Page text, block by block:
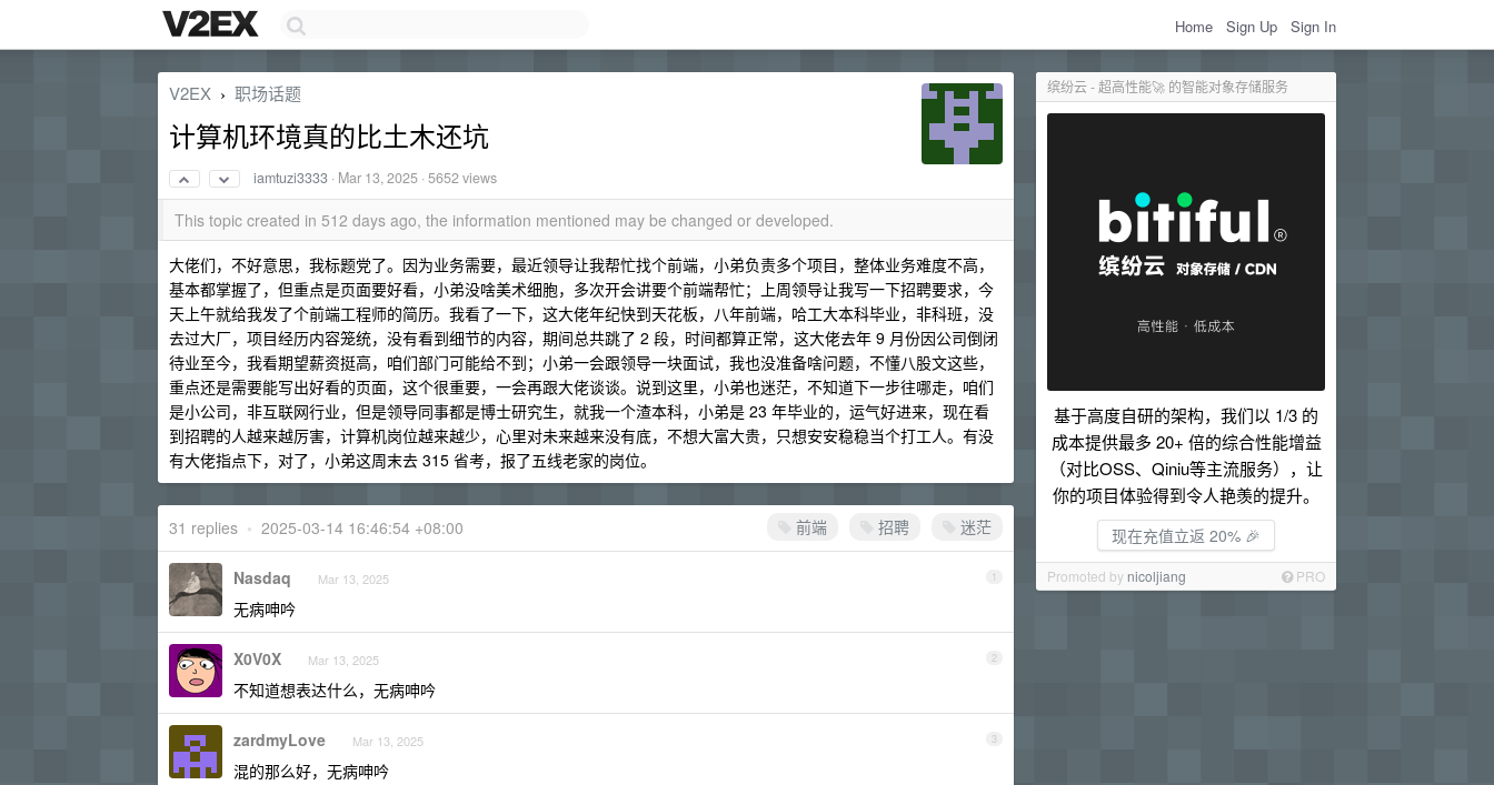
Home Sign Up Sign In
缤纷云 - 超高性能🚀 的智能对象存储服务
基于高度自研的架构，我们以 1/3 的
成本提供最多 20+ 倍的综合性能增益
（对比OSS、Qiniu等主流服务），让
你的项目体验得到令人艳羡的提升。
现在充值立返 20% 🎉
Promoted by nicoljiang PRO
V2EX › 职场话题
计算机环境真的比土木还坑
iamtuzi3333 · Mar 13, 2025 · 5652 views
This topic created in 512 days ago, the information mentioned may be changed or developed.
大佬们，不好意思，我标题党了。因为业务需要，最近领导让我帮忙找个前端，小弟负责多个项目，整体业务难度不高，
基本都掌握了，但重点是页面要好看，小弟没啥美术细胞，多次开会讲要个前端帮忙；上周领导让我写一下招聘要求，今
天上午就给我发了个前端工程师的简历。我看了一下，这大佬年纪快到天花板，八年前端，哈工大本科毕业，非科班，没
去过大厂，项目经历内容笼统，没有看到细节的内容，期间总共跳了 2 段，时间都算正常，这大佬去年 9 月份因公司倒闭
待业至今，我看期望薪资挺高，咱们部门可能给不到；小弟一会跟领导一块面试，我也没准备啥问题，不懂八股文这些，
重点还是需要能写出好看的页面，这个很重要，一会再跟大佬谈谈。说到这里，小弟也迷茫，不知道下一步往哪走，咱们
是小公司，非互联网行业，但是领导同事都是博士研究生，就我一个渣本科，小弟是 23 年毕业的，运气好进来，现在看
到招聘的人越来越厉害，计算机岗位越来越少，心里对未来越来没有底，不想大富大贵，只想安安稳稳当个打工人。有没
有大佬指点下，对了，小弟这周末去 315 省考，报了五线老家的岗位。
前端 招聘 迷茫
31 replies • 2025-03-14 16:46:54 +08:00
1
Nasdaq Mar 13, 2025
无病呻吟
2
X0V0X Mar 13, 2025
不知道想表达什么，无病呻吟
3
zardmyLove Mar 13, 2025
混的那么好，无病呻吟